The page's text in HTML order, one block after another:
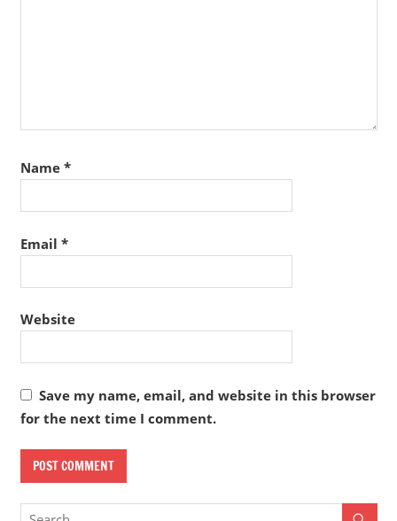
Name *
Email *
Website
Save my name, email, and website in this browser
for the next time I comment.